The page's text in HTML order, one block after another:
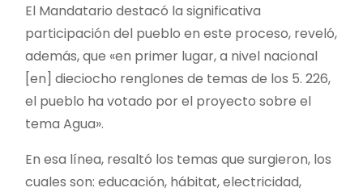
El Mandatario destacó la significativa
participación del pueblo en este proceso, reveló,
además, que «en primer lugar, a nivel nacional
[en] dieciocho renglones de temas de los 5. 226,
el pueblo ha votado por el proyecto sobre el
tema Agua».
En esa línea, resaltó los temas que surgieron, los
cuales son: educación, hábitat, electricidad,